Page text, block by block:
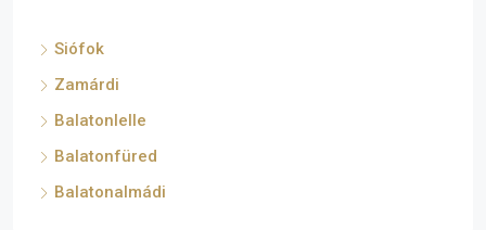
Siófok
Zamárdi
Balatonlelle
Balatonfüred
Balatonalmádi